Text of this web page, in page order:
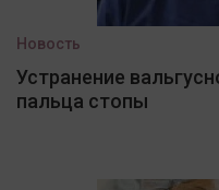
Новость
Устранение
пальца стопы